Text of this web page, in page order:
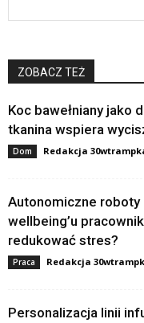
ZOBACZ TEŻ
Koc bawełniany jako
tkanina wspiera
Dom Redakcja
Autonomiczne
wellbeing’u
redukować stres?
Praca Redakcja
Personalizacja linii